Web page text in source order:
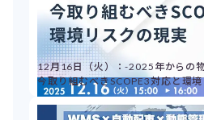
12月16日（火）：-2025年からの
今取り組むべきSCOPE3対応と環